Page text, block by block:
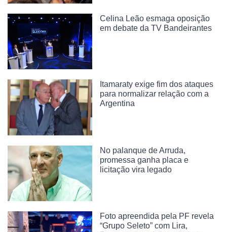
Celina Leão esmaga oposição
em debate da TV Bandeirantes
Itamaraty exige fim dos ataques
para normalizar relação com a
Argentina
No palanque de Arruda,
promessa ganha placa e
licitação vira legado
Foto apreendida pela PF revela
“Grupo Seleto” com Lira,